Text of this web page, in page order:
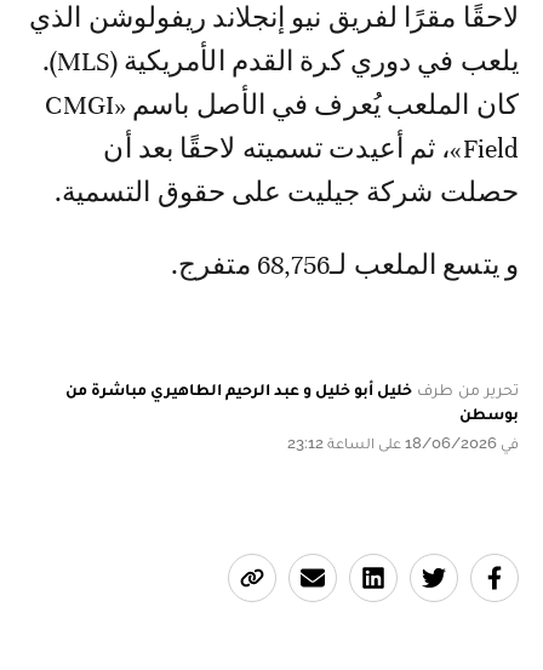
لاحقًا مقرًا لفريق نيو إنجلاند ريفولوشن الذي
يلعب في دوري كرة القدم الأمريكية (MLS).
كان الملعب يُعرف في الأصل باسم «CMGI
Field»، ثم أعيدت تسميته لاحقًا بعد أن
حصلت شركة جيليت على حقوق التسمية.
و يتسع الملعب لـ68,756 متفرج.
تحرير من طرف خليل أبو خليل و عبد الرحيم الطاهيري مباشرة من
بوسطن
في 18/06/2026 على الساعة 23:12